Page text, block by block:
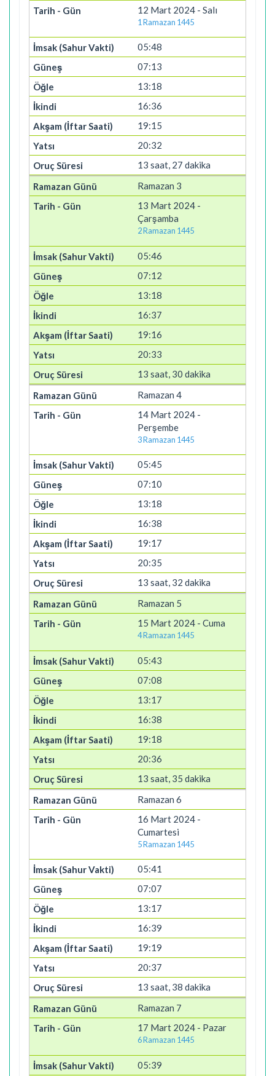
12 Mart 2024 - Salı
1 Ramazan 1445
05:48
07:13
13:18
16:36
19:15
20:32
13 saat, 27 dakika
Ramazan 3
13 Mart 2024 -
Çarşamba
2 Ramazan 1445
05:46
07:12
13:18
16:37
19:16
20:33
13 saat, 30 dakika
Ramazan 4
14 Mart 2024 -
Perşembe
3 Ramazan 1445
05:45
07:10
13:18
16:38
19:17
20:35
13 saat, 32 dakika
Ramazan 5
15 Mart 2024 - Cuma
4 Ramazan 1445
05:43
07:08
13:17
16:38
19:18
20:36
13 saat, 35 dakika
Ramazan 6
16 Mart 2024 -
Cumartesi
5 Ramazan 1445
05:41
07:07
13:17
16:39
19:19
20:37
13 saat, 38 dakika
Ramazan 7
17 Mart 2024 - Pazar
6 Ramazan 1445
05:39